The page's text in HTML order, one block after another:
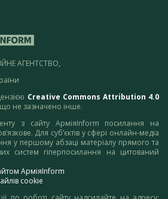
АГЕНТСТВО,
Creative Commons Attribution 4.0
не зазначено інше.
з сайту АрміяInform посилання на
Для суб’єктів у сфері онлайн-медіа
у першому абзаці матеріалу прямого та
систем гіперпосилання на цитований
АрміяInform
cookie